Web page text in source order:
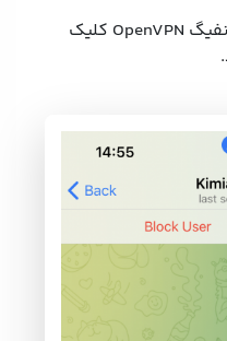
بر روی یکی از فایل های کانفیگ OpenVPN کلیک